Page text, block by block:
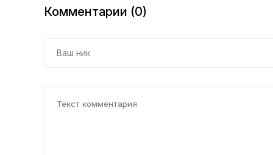
Комментарии (0)